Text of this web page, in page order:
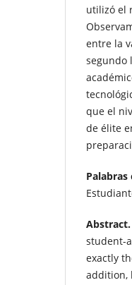
utilizó el
entre la
segundo
que el
de élite
Palabras
Abstract.
student-
exactly
addition,